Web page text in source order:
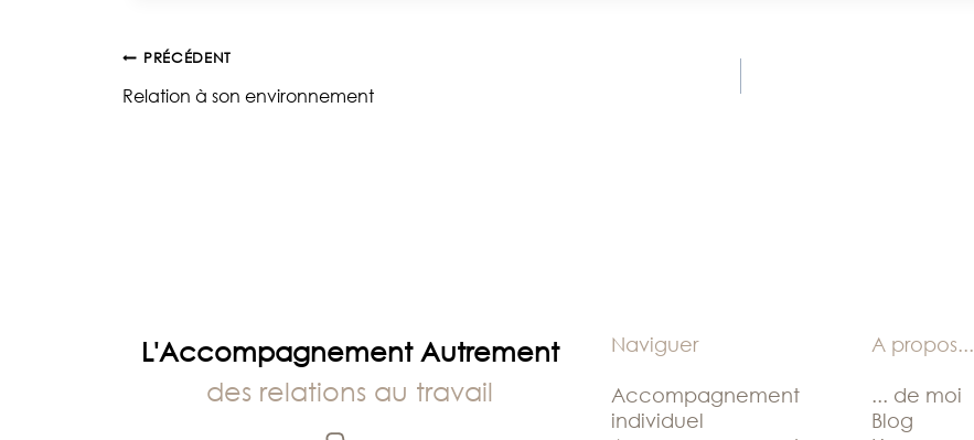
Navigation
PRÉCÉDENT
Relation à son environnement
L'Accompagnement Autrement
des relations au travail
Naviguer
Accompagnement
individuel
A propos...
... de moi
Blog